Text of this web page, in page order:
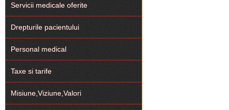
Servicii medicale oferite
Drepturile pacientului
Personal medical
Taxe si tarife
Misiune,Viziune,Valori